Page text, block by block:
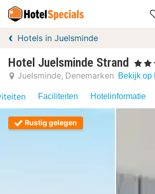
Hotels in Juelsminde
Hotel Juelsminde Strand , 3
Juelsminde Denemarken Bekijk op
Faciliteiten Hotelinformatie
Rustig gelegen